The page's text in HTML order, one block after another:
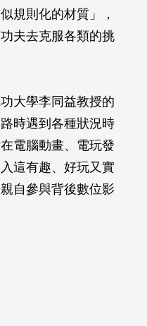
規則化的材質」，
夫去克服各類的挑
大學李同益教授的
時遇到各種狀況時
電腦動畫、電玩發
這有趣、好玩又實
自參與背後數位影